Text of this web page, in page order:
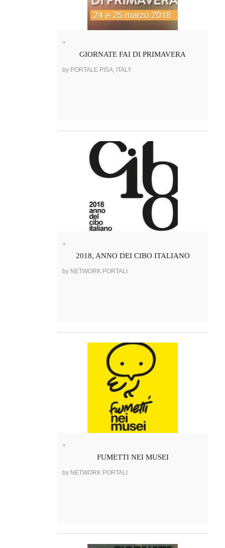
>
GIORNATE FAI DI PRIMAVERA
by PORTALE PISA, ITALY
>
2018, ANNO DEI CIBO ITALIANO
by NETWORK PORTALI
>
FUMETTI NEI MUSEI
by NETWORK PORTALI